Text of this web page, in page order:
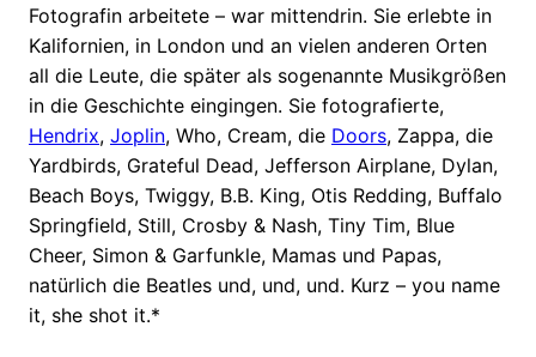
Fotografin arbeitete – war mittendrin. Sie erlebte in
Kalifornien, in London und an vielen anderen Orten
all die Leute, die später als sogenannte Musikgrößen
in die Geschichte eingingen. Sie fotografierte,
Hendrix, Joplin, Who, Cream, die Doors, Zappa, die
Yardbirds, Grateful Dead, Jefferson Airplane, Dylan,
Beach Boys, Twiggy, B.B. King, Otis Redding, Buffalo
Springfield, Still, Crosby & Nash, Tiny Tim, Blue
Cheer, Simon & Garfunkle, Mamas und Papas,
natürlich die Beatles und, und, und. Kurz – you name
it, she shot it.*